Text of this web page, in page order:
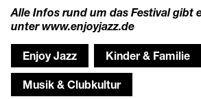
Alle Infos rund um das Festival gibt
unterwww.enjoyjazz.de
Enjoy Jazz Kinder & Familie
Musik & Clubkultur